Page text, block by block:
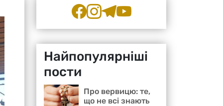
Найпопулярніші
пости
Про вервицю: те,
що не всі знають